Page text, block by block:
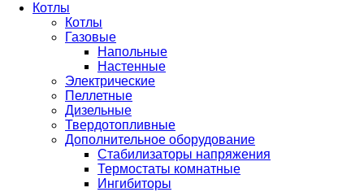
Котлы
Котлы
Газовые
Напольные
Настенные
Электрические
Пеллетные
Дизельные
Твердотопливные
Дополнительное оборудование
Стабилизаторы напряжения
Термостаты комнатные
Ингибиторы